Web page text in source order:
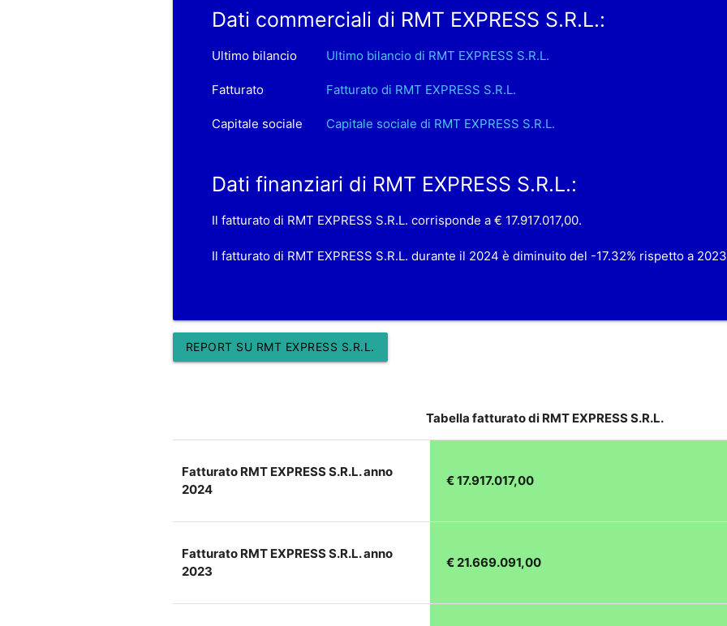
Dati commerciali di RMT EXPRESS S.R.L.:
Ultimo bilancio Ultimo bilancio di RMT EXPRESS S.R.L.
Fatturato Fatturato di RMT EXPRESS S.R.L.
Capitale sociale Capitale sociale di RMT EXPRESS S.R.L.
Dati finanziari di RMT EXPRESS S.R.L.:
Il fatturato di RMT EXPRESS S.R.L. corrisponde a € 17.917.017,00.
Il fatturato di RMT EXPRESS S.R.L. durante il 2024 è diminuito del -17.32% rispetto a
REPORT SU RMT EXPRESS S.R.L.
Tabella fatturato di RMT EXPRESS S.R.L.
Fatturato RMT EXPRESS S.R.L. anno
2024
€ 17.917.017,00
Fatturato RMT EXPRESS S.R.L. anno
2023
€ 21.669.091,00